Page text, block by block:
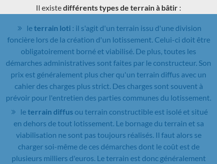
Il existedifférents types de terrain à bâtir :
leterrain loti : il s'agit d'un terrain issu d'une division
foncière lors de la création d'un lotissement. Celui-ci doit être
obligatoirement borné et viabilisé. De plus, toutes les
démarches administratives sont faites par le constructeur. Son
prix est généralement plus cher qu'un terrain diffus avec un
cahier des charges plus strict. Des charges sont souvent à
prévoir pour l'entretien des parties communes du lotissement.
leterrain diffusou terrain constructible est isolé et situé
en dehors de tout lotissement. Le bornage du terrain et sa
viabilisation ne sont pas toujours réalisés. Il faut alors se
charger soi-même de ces démarches dont le coût est de
plusieurs milliers d'euros. Le terrain est donc généralement